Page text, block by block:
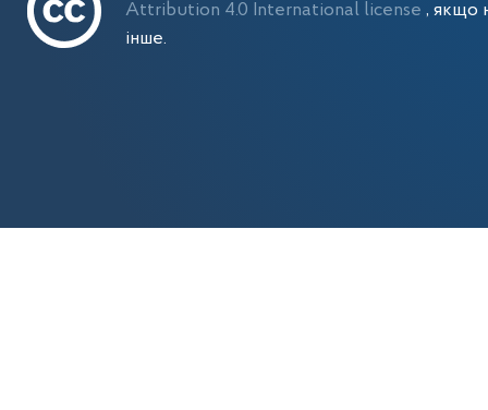
Attribution 4.0 International license , якщо
інше.